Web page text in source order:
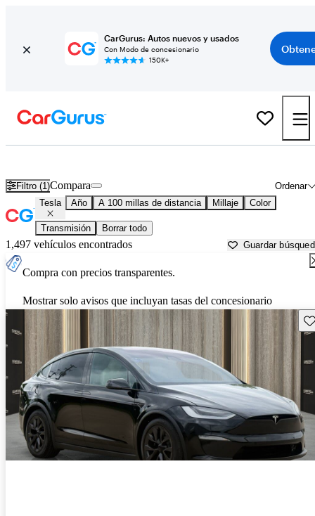
CarGurus: Autos nuevos y usados
Con Modo de concesionario
150K+
Filtro (1) Ordenar
Compara
Tesla Año A 100 millas de distancia Millaje Color
Transmisión Borrar todo
1,497 vehículos encontrados Guardar
Compra con precios transparentes.
Mostrar solo avisos que incluyan tasas del concesionario